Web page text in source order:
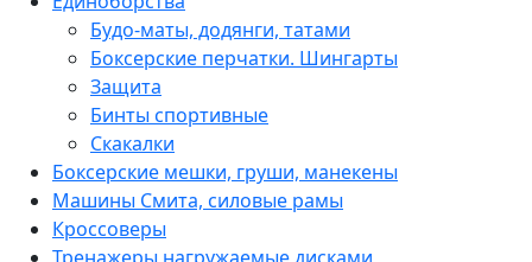
Будо-маты, додянги, татами
Боксерские перчатки. Шингарты
Защита
Бинты спортивные
Скакалки
Боксерские мешки, груши, манекены
Машины Смита, силовые рамы
Кроссоверы